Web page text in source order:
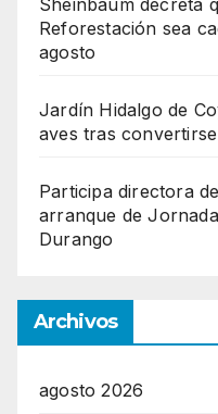
Sheinbaum decreta
Reforestación sea
agosto
Jardín Hidalgo de
aves tras
Participa directora
arranque de
Durango
Archivos
agosto 2026